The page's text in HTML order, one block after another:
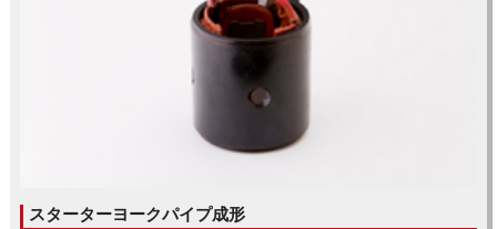
スターターヨークパイプ成形